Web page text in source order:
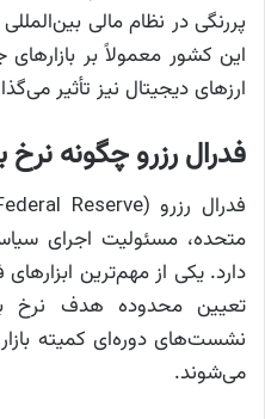
پررنگی در نظام مالی
این کشور معمولاً بر بازارهای
ارزهای دیجیتال نیز تأثیر
فدرال رزرو چگونه
متحده، مسئولیت اجرای
دارد. یکی از مهم‌ترین
تعیین محدوده هدف نرخ
می‌شوند.